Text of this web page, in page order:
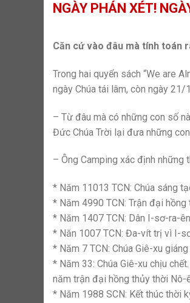
NGÀY PHÁN XÉT!
Căn cứ vào đâu mà tính toán
Trong hai quyển sách “We are
ngày Chúa tái lâm, còn ngày
– Từ đâu mà có những con số
Đức Chúa Trời lại đưa những
– Ông Camping xác định những
* Năm 11013 TCN: Chúa sáng
* Năm 4990 TCN: Trận đại
* Năm 1407 TCN: Dân I-sơ-ra-
* Năn 1007 TCN: Đa-vít trị vì I-
* Năm 7 TCN: Chúa Giê-xu
* Năm 33: Chúa Giê-xu chịu
năm trận đại hồng thủy thời Nô-
* Năm 1988 SCN: Kết thúc thời